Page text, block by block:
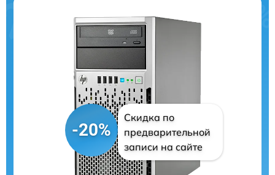
-20%
Скидка по
предварительной
записи на сайте